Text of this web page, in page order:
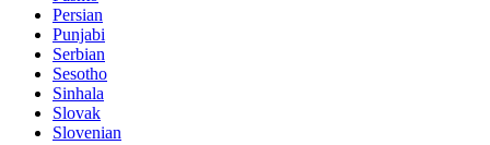
Persian
Punjabi
Serbian
Sesotho
Sinhala
Slovak
Slovenian